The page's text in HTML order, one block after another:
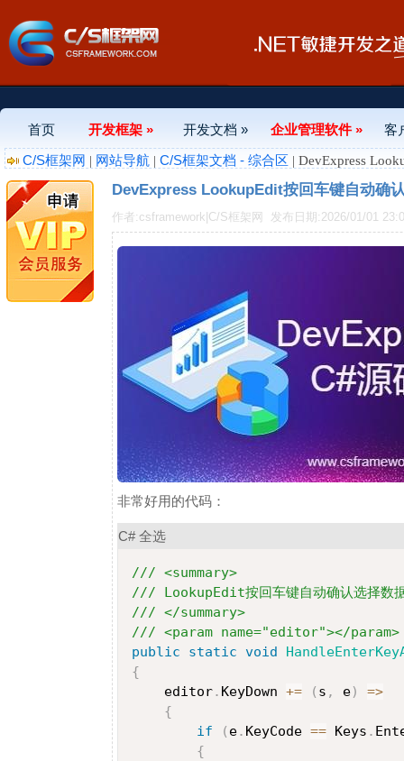
首页 开发框架 » 开发文档 » 企业管理软件 »
客
C/S框架网 | 网站导航 | C/S框架文档 - 综合区 | DevExpress
DevExpress LookupEdit按回车键自动确
作者:csframework|C/S框架网 发布日期:2026/01/01
非常好用的代码：
C# 全选
/// <summary>
/// LookupEdit按回车键自动确认选择数
/// </summary>
/// <param name="editor"></param>
public
static void
{
editor. KeyDown += ( s , e)
=>
{
if
( e. KeyCode == Keys .
{